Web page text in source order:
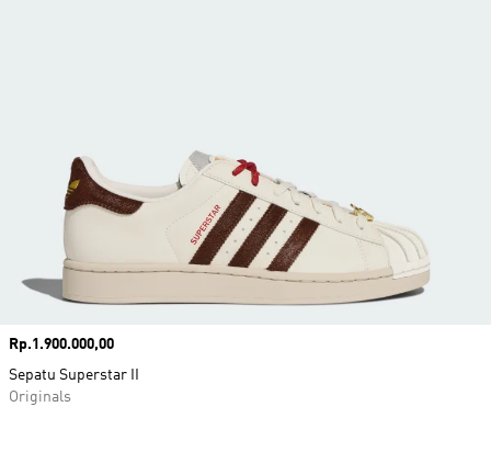
Harga
Rp.1.900.000,00
Sepatu Superstar II
Originals